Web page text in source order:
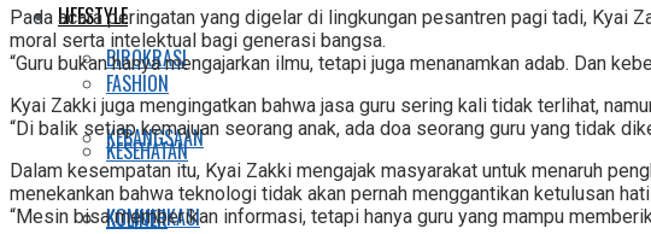
LIFESTYLE
FASHION
KESEHATAN
KULINER
BIROKRASI
KEBANGSAAN
KOMUNIKASI
Pada acara peringatan yang digelar di lingkungan pesantren pagi tadi, Kyai
moral serta intelektual bagi generasi bangsa.
“Guru bukan hanya mengajarkan ilmu, tetapi juga menanamkan adab. Dan
Kyai Zakki juga mengingatkan bahwa jasa guru sering kali tidak terlihat,
“Di balik setiap kemajuan seorang anak, ada doa seorang guru yang tidak
Dalam kesempatan itu, Kyai Zakki mengajak masyarakat untuk menaruh
menekankan bahwa teknologi tidak akan pernah menggantikan ketulusan
“Mesin bisa memberikan informasi, tetapi hanya guru yang mampu